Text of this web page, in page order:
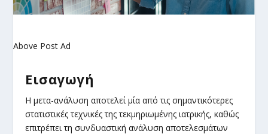
Above Post Ad
Εισαγωγή
Η μετα-ανάλυση αποτελεί μία από τις σημαντικότερες
στατιστικές τεχνικές της τεκμηριωμένης ιατρικής, καθώς
επιτρέπει τη συνδυαστική ανάλυση αποτελεσμάτων